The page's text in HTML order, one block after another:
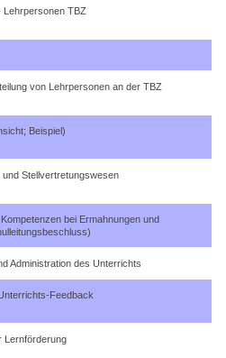
Lehrpersonen TBZ
von Lehrpersonen an der TBZ
Beispiel)
und Stellvertretungswesen
bei Ermahnungen und
Administration des Unterrichts
Feedback
Lernförderung